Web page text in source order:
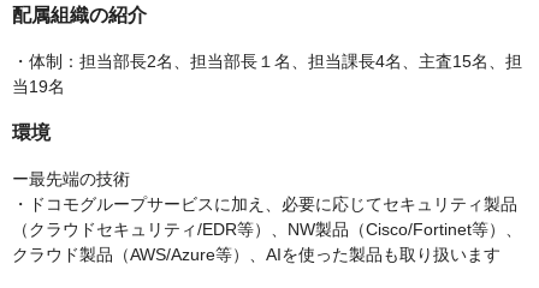
配属組織の紹介
・体制：担当部長2名、担当部長１名、担当課長4名、主査15名、担
当19名
環境
ー最先端の技術
・ドコモグループサービスに加え、必要に応じてセキュリティ製品
（クラウドセキュリティ/EDR等）、NW製品（Cisco/Fortinet等）、
クラウド製品（AWS/Azure等）、AIを使った製品も取り扱います